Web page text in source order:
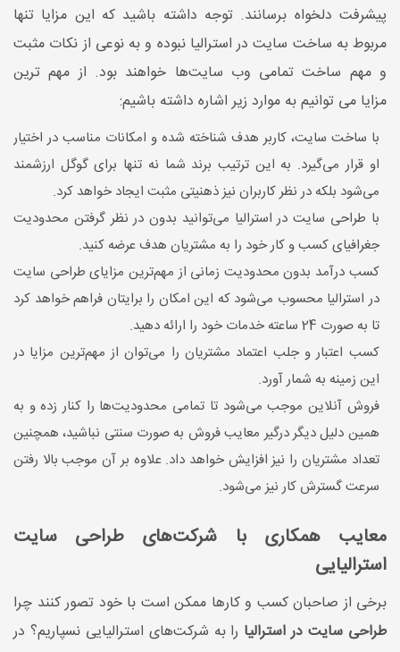
پیشرفت دلخواه برسانند. توجه داشته باشید که این مزایا تنها
مربوط به ساخت سایت در استرالیا نبوده و به نوعی از نکات مثبت
و مهم ساخت تمامی وب سایت‌ها خواهند بود. از مهم ترین
مزایا می توانیم به موارد زیر اشاره داشته باشیم:
با ساخت سایت، کاربر هدف شناخته شده و امکانات مناسب در اختیار
او قرار می‌گیرد. به این ترتیب برند شما نه تنها برای گوگل ارزشمند
می‌شود بلکه در نظر کاربران نیز ذهنیتی مثبت ایجاد خواهد کرد.
با طراحی سایت در استرالیا می‌توانید بدون در نظر گرفتن محدودیت
جغرافیای کسب و کار خود را به مشتریان هدف عرضه کنید.
کسب درآمد بدون محدودیت زمانی از مهم‌ترین مزایای طراحی سایت
در استرالیا محسوب می‌شود که این امکان را برایتان فراهم خواهد کرد
تا به صورت 24 ساعته خدمات خود را ارائه دهید.
کسب اعتبار و جلب اعتماد مشتریان را می‌توان از مهم‌ترین مزایا در
این زمینه به شمار آورد.
فروش آنلاین موجب می‌شود تا تمامی محدودیت‌ها را کنار زده و به
همین دلیل دیگر درگیر معایب فروش به صورت سنتی نباشید، همچنین
تعداد مشتریان را نیز افزایش خواهد داد. علاوه بر آن موجب بالا رفتن
سرعت گسترش کار نیز می‌شود.
معایب همکاری با شرکت‌های طراحی سایت
استرالیایی
برخی از صاحبان کسب و کارها ممکن است با خود تصور کنند چرا
طراحی سایت در استرالیا را به شرکت‌های استرالیایی نسپاریم؟ در